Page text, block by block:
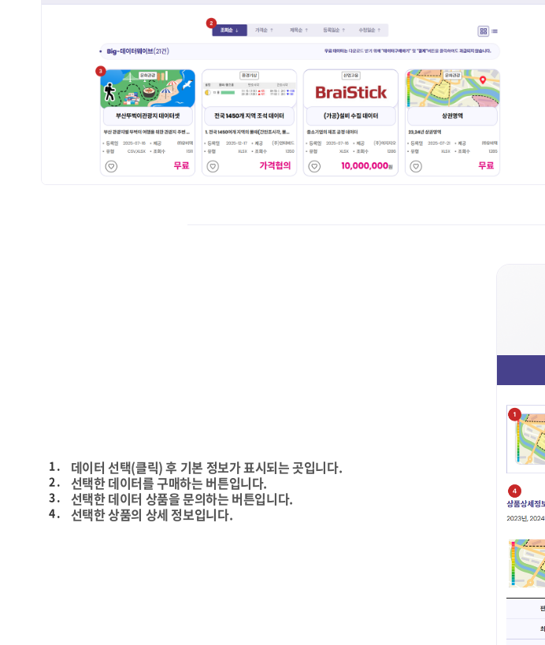
1 . 데이터 선택(클릭) 후 기본 정보가 표시되는 곳입니다.
2 . 선택한 데이터를 구매하는 버튼입니다.
3 . 선택한 데이터 상품을 문의하는 버튼입니다.
4 . 선택한 상품의 상세 정보입니다.